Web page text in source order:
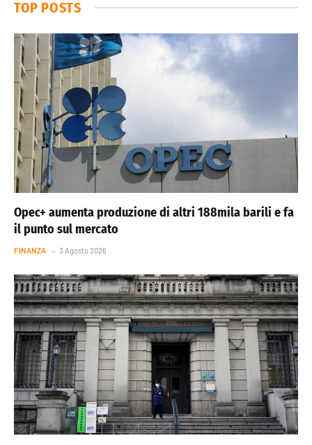
TOP POSTS
Opec+ aumenta produzione di altri 188mila barili e fa
il punto sul mercato
FINANZA 3 Agosto 2026